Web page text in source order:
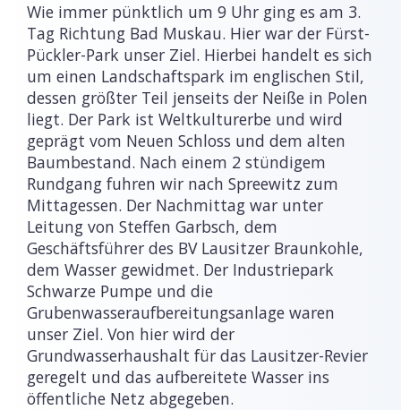
Wie immer pünktlich um 9 Uhr ging es am 3.
Tag Richtung Bad Muskau. Hier war der Fürst-
Pückler-Park unser Ziel. Hierbei handelt es sich
um einen Landschaftspark im englischen Stil,
dessen größter Teil jenseits der Neiße in Polen
liegt. Der Park ist Weltkulturerbe und wird
geprägt vom Neuen Schloss und dem alten
Baumbestand. Nach einem 2 stündigem
Rundgang fuhren wir nach Spreewitz zum
Mittagessen. Der Nachmittag war unter
Leitung von Steffen Garbsch, dem
Geschäftsführer des BV Lausitzer Braunkohle,
dem Wasser gewidmet. Der Industriepark
Schwarze Pumpe und die
Grubenwasseraufbereitungsanlage waren
unser Ziel. Von hier wird der
Grundwasserhaushalt für das Lausitzer-Revier
geregelt und das aufbereitete Wasser ins
öffentliche Netz abgegeben.